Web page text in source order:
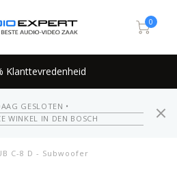
0
Klanttevredenheid
GESLOTEN •
WINKEL IN DEN BOSCH
C-8 D - Subwoofer